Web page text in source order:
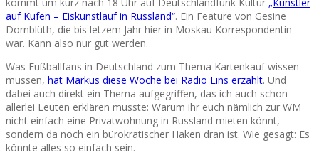
auf Kufen – Eiskunstlauf in Russland“. Ein Feature von Gesine
Dornblüth, die bis letzem Jahr hier in Moskau Korrespondentin
war. Kann also nur gut werden.
Was Fußballfans in Deutschland zum Thema Kartenkauf wissen
müssen, hat Markus diese Woche bei Radio Eins erzählt. Und
dabei auch direkt ein Thema aufgegriffen, das ich auch schon
allerlei Leuten erklären musste: Warum ihr euch nämlich zur WM
nicht einfach eine Privatwohnung in Russland mieten könnt,
sondern da noch ein bürokratischer Haken dran ist. Wie gesagt: Es
könnte alles so einfach sein.